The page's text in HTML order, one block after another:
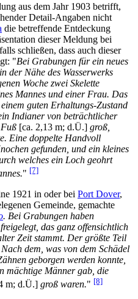
aus dem Jahr 1903 betrifft,
Detail-Angaben nicht
die betreffende Entdeckung
dieser Meldung bei
schließen, dass auch dieser
"Bei Grabungen für ein neues
in der Nähe des Wasserwerks
Woche zwei Skelette
Mannes und einer Frau. Das
guten Erhaltungs-Zustand
Indianer von beträchtlicher
[ca. 2,13 m; d.Ü.] groß,
Eine doppelte Handvoll
gefunden, und ein kleines
welches ein Loch geohrt
" [7]
1921 in oder bei Port Dover,
Gemeinde, gemachte
. Bei Grabungen haben
das ganz offensichtlich
Zeit stammt. Der größte Teil
dem, was von dem Schädel
geborgen werden konnte,
mächtige Männer gab, die
m; d.Ü.] groß waren." [8]